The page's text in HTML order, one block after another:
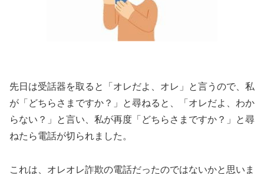
先日は受話器を取ると「オレだよ、オレ」と言うので、私
が「どちらさまですか？」と尋ねると、「オレだよ、わか
らない？」と言い、私が再度「どちらさまですか？」と尋
ねたら電話が切られました。
これは、オレオレ詐欺の電話だったのではないかと思いま